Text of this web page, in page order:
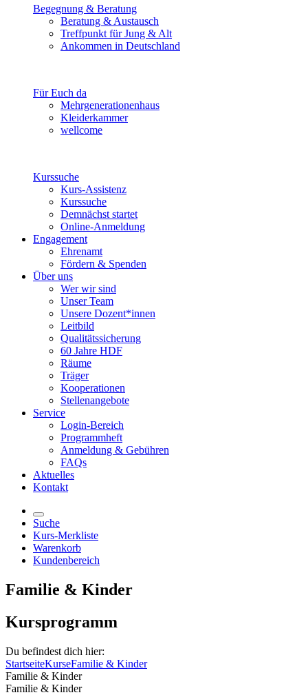
Begegnung & Beratung
Beratung & Austausch
Treffpunkt für Jung & Alt
Ankommen in Deutschland
Für Euch da
Mehrgenerationenhaus
Kleiderkammer
wellcome
Kurssuche
Kurs-Assistenz
Kurssuche
Demnächst startet
Online-Anmeldung
Engagement
Ehrenamt
Fördern & Spenden
Über uns
Wer wir sind
Unser Team
Unsere Dozent*innen
Leitbild
Qualitätssicherung
60 Jahre HDF
Räume
Träger
Kooperationen
Stellenangebote
Service
Login-Bereich
Programmheft
Anmeldung & Gebühren
FAQs
Aktuelles
Kontakt
Suche
Kurs-Merkliste
Warenkorb
Kundenbereich
Familie & Kinder
Kursprogramm
Du befindest dich hier:
StartseiteKurseFamilie & Kinder
Familie & Kinder
Familie & Kinder